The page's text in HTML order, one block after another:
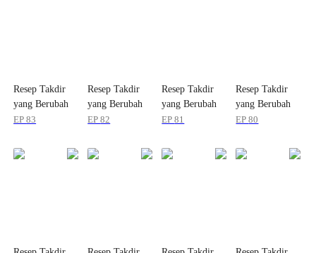
Resep Takdir
yang Berubah
EP83
Resep Takdir
yang Berubah
EP82
Resep Takdir
yang Berubah
EP81
Resep Takdir
yang Berubah
EP80